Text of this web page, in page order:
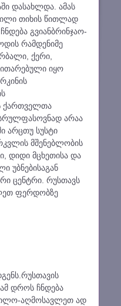
დასახლდა. ამას
თიხის წითლად
გვიანბრინჯაო-
რამდენიმე
ქერი,
იყო
ქართველთა
არაა
არცთუ სუსტი
მშენებლობის
დიდი მცხეთისა და
უბნებისაგან
ცენტრი. რუსთავს
ფერდობზე
დროს ჩნდება
აღმოსავლეთ ად